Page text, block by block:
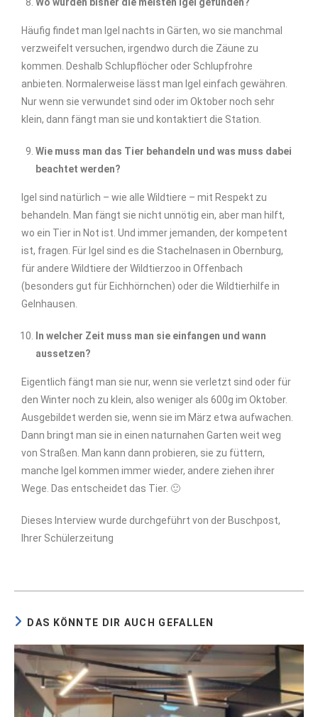
Häufig findet man Igel nachts in Gärten, wo sie manchmal
verzweifelt versuchen, irgendwo durch die Zäune zu
kommen. Deshalb Schlupflöcher oder Schlupfrohre
anbieten. Normalerweise lässt man Igel einfach gewähren.
Nur wenn sie verwundet sind oder im Oktober noch sehr
klein, dann fängt man sie und kontaktiert die Station.
Wie muss man das Tier behandeln und was muss dabei
beachtet werden?
Igel sind natürlich – wie alle Wildtiere – mit Respekt zu
behandeln. Man fängt sie nicht unnötig ein, aber man hilft,
wo ein Tier in Not ist. Und immer jemanden, der kompetent
ist, fragen. Für Igel sind es die Stachelnasen in Obernburg,
für andere Wildtiere der Wildtierzoo in Offenbach
(besonders gut für Eichhörnchen) oder die Wildtierhilfe in
Gelnhausen.
In welcher Zeit muss man sie einfangen und wann
aussetzen?
Eigentlich fängt man sie nur, wenn sie verletzt sind oder für
den Winter noch zu klein, also weniger als 600g im Oktober.
Ausgebildet werden sie, wenn sie im März etwa aufwachen.
Dann bringt man sie in einen naturnahen Garten weit weg
von Straßen. Man kann dann probieren, sie zu füttern,
manche Igel kommen immer wieder, andere ziehen ihrer
Wege. Das entscheidet das Tier. 🙂
Dieses Interview wurde durchgeführt von der Buschpost,
Ihrer Schülerzeitung
DAS KÖNNTE DIR AUCH GEFALLEN